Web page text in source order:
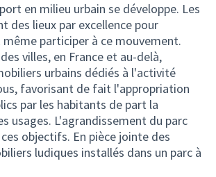
en milieu urbain se développe. Les
des lieux par excellence pour
participer à ce mouvement.
villes, en France et au-delà,
urbains dédiés à l'activité
favorisant de fait l'appropriation
par les habitants de part la
usages. L'agrandissement du parc
objectifs. En pièce jointe des
ludiques installés dans un parc à